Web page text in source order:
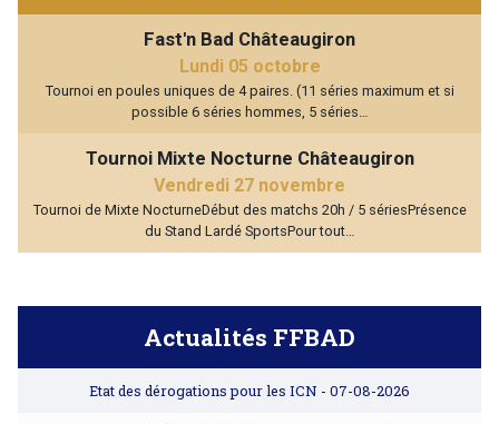
Fast'n Bad Châteaugiron
Lundi 05 octobre
Tournoi en poules uniques de 4 paires. (11 séries maximum et si
possible 6 séries hommes, 5 séries…
Tournoi Mixte Nocturne Châteaugiron
Vendredi 27 novembre
Tournoi de Mixte NocturneDébut des matchs 20h / 5 sériesPrésence
du Stand Lardé SportsPour tout…
Actualités FFBAD
Etat des dérogations pour les ICN - 07-08-2026